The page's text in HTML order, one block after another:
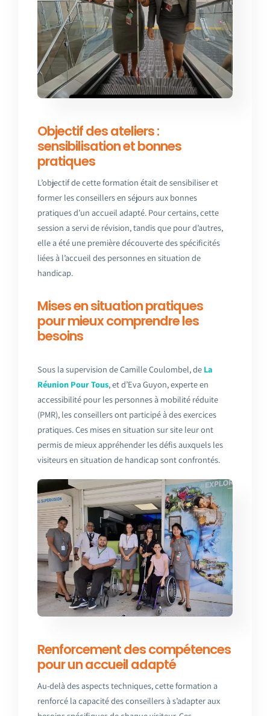
Objectif des ateliers :
sensibilisation et bonnes
pratiques
L’objectif de cette formation était de sensibiliser et
former les conseillers en séjours aux bonnes
pratiques d’un accueil adapté. Pour certains, cette
session a servi de révision, tandis que pour d’autres,
elle a été une première découverte des spécificités
liées à l’accueil des personnes en situation de
handicap.
Mises en situation pratiques
pour mieux comprendre les
besoins
Sous la supervision de Camille Coulombel, de La
Réunion Pour Tous, et d’Eva Guyon, experte en
accessibilité pour les personnes à mobilité réduite
(PMR), les conseillers ont participé à des exercices
pratiques. Ces mises en situation sur site leur ont
permis de mieux appréhender les défis auxquels les
visiteurs en situation de handicap sont confrontés.
Renforcement des compétences
pour un accueil adapté
Au-delà des aspects techniques, cette formation a
renforcé la capacité des conseillers à s’adapter aux